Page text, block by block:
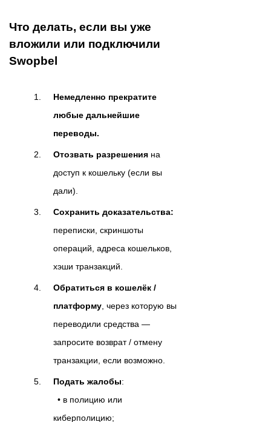
Что делать, если вы уже
вложили или подключили
Swopbel
Немедленно прекратите
любые дальнейшие
переводы.
Отозвать разрешения на
доступ к кошельку (если вы
дали).
Сохранить доказательства:
переписки, скриншоты
операций, адреса кошельков,
хэши транзакций.
Обратиться в кошелёк /
платформу , через которую вы
переводили средства —
запросите возврат / отмену
транзакции, если возможно.
Подать жалобы:
• в полицию или
киберполицию;